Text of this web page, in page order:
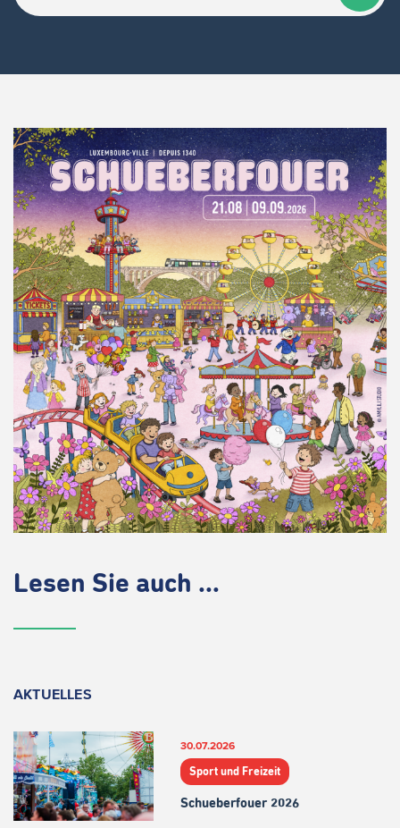
Lesen Sie auch ...
AKTUELLES
30.07.2026
Sport und Freizeit
Schueberfouer 2026